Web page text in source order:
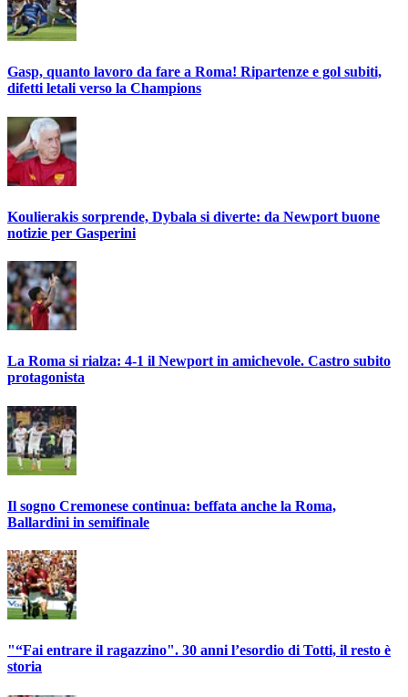
Gasp, quanto lavoro da fare a Roma! Ripartenze e gol subiti,
difetti letali verso la Champions
Koulierakis sorprende, Dybala si diverte: da Newport buone
notizie per Gasperini
La Roma si rialza: 4-1 il Newport in amichevole. Castro subito
protagonista
Il sogno Cremonese continua: beffata anche la Roma,
Ballardini in semifinale
"“Fai entrare il ragazzino". 30 anni l’esordio di Totti, il resto è
storia